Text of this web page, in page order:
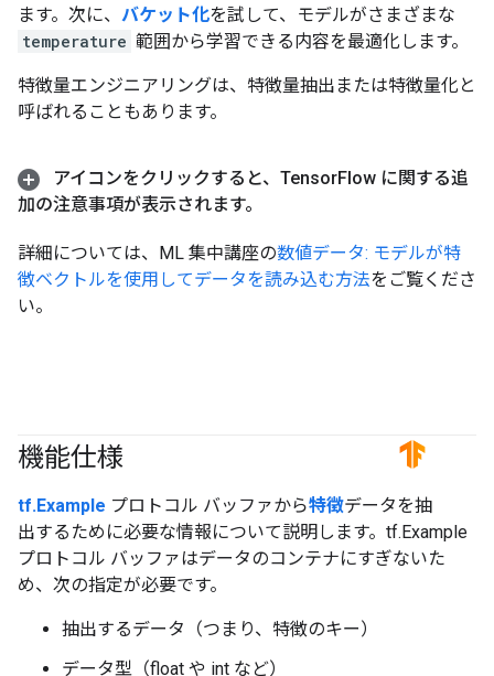
ます。次に、 バケット化を試して、モデルがさまざまな
temperature 範囲から学習できる内容を最適化します。
特徴量エンジニアリングは、特徴量抽出 または特徴量化 と
呼ばれることもあります。
アイコンをクリックすると、TensorFlow に関する追
加の注意事項が表示されます。
詳細については、ML 集中講座の数値データ: モデルが特
徴ベクトルを使用してデータを読み込む方法をご覧くださ
い。
機能仕様 #TensorFlow
tf.Example プロトコル バッファから特徴データを抽
出するために必要な情報について説明します。tf.Example
プロトコル バッファはデータのコンテナにすぎないた
め、次の指定が必要です。
抽出するデータ（つまり、特徴のキー）
データ型（float や int など）